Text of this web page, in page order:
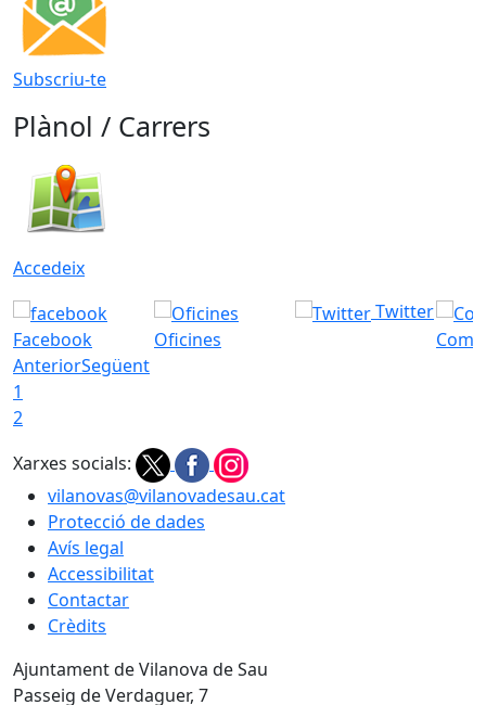
Subscriu-te
Plànol / Carrers
Accedeix
Facebook Oficines
Twitter
Com
AnteriorSegüent
1
2
Xarxes socials:
vilanovas@vilanovadesau.cat
Protecció de dades
Avís legal
Accessibilitat
Contactar
Crèdits
Ajuntament de Vilanova de Sau
Passeig de Verdaguer, 7